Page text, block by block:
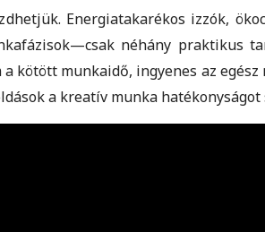
Energiatakarékos izzók,
néhány praktikus
kötött munkaidő, ingyenes az
a kreatív munka hatékonyságot